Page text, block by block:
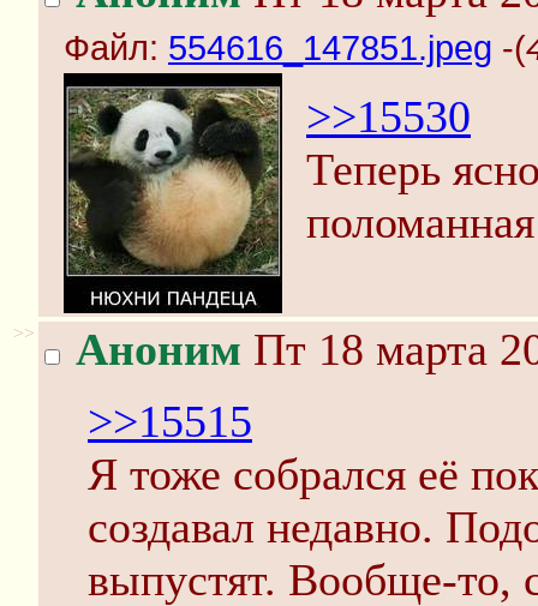
Файл: 554616_147851.jpeg -(
>>15530
Теперь
>> Аноним Пт 18 марта
>>15515
Я тоже собрался её
создавал недавно.
выпустят. Вообще-то,